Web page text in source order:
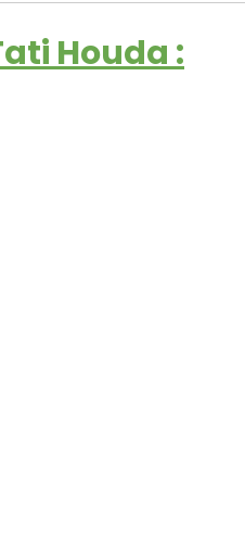
Houda :